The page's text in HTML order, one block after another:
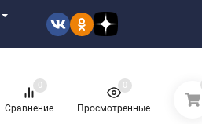
Сравнение
0
Просмотренные
0